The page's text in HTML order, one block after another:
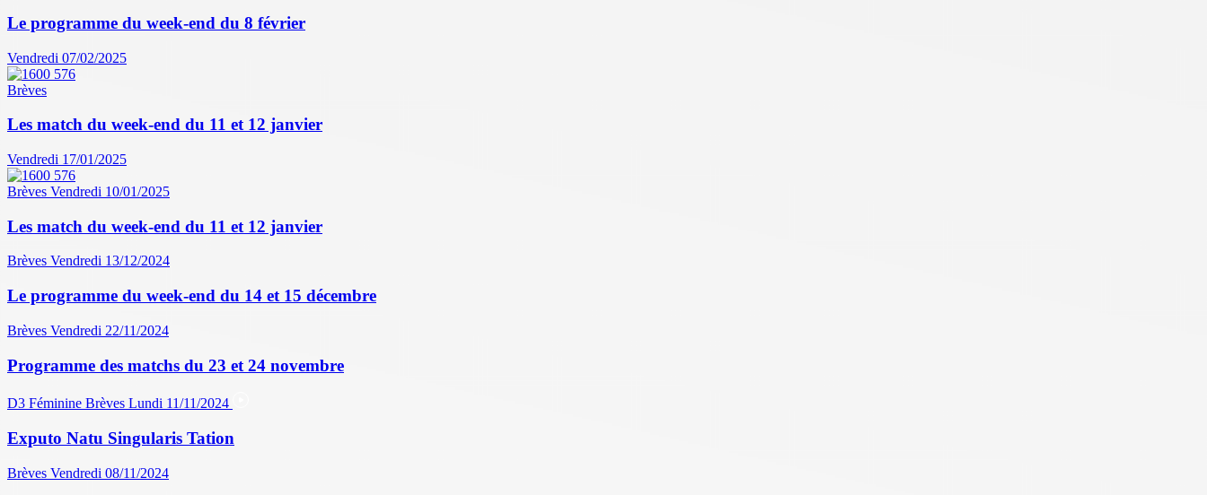
Le programme du week-end du 8 février
Vendredi 07/02/2025
Brèves
Les match du week-end du 11 et 12 janvier
Vendredi 17/01/2025
Brèves Vendredi 10/01/2025
Les match du week-end du 11 et 12 janvier
Brèves Vendredi 13/12/2024
Le programme du week-end du 14 et 15 décembre
Brèves Vendredi 22/11/2024
Programme des matchs du 23 et 24 novembre
D3 Féminine Brèves Lundi 11/11/2024
Exputo Natu Singularis Tation
Brèves Vendredi 08/11/2024